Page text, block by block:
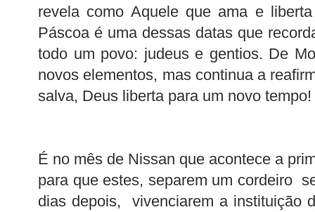
revela como Aquele que ama e
Páscoa é uma dessas datas que
todo um povo: judeus e gentios. De
novos elementos, mas continua a
salva, Deus liberta para um novo tempo!
É no mês de Nissan que acontece a
para que estes, separem um cordeiro
dias depois, vivenciarem a instituição